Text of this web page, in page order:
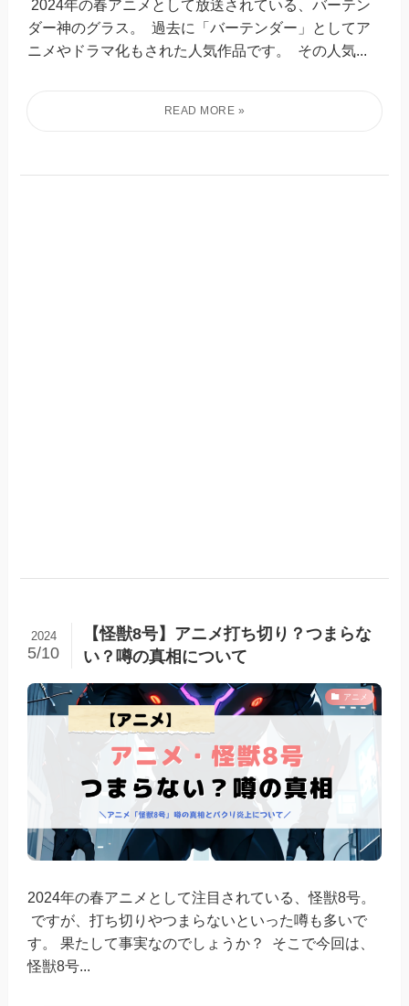
2024年の春アニメとして放送されている、バーテン
ダー神のグラス。 過去に「バーテンダー」としてア
ニメやドラマ化もされた人気作品です。 その人気...
【怪獣8号】アニメ打ち切り？つまらな
い？噂の真相について
2024
5/10
アニメ
2024年の春アニメとして注目されている、怪獣8号。
ですが、打ち切りやつまらないといった噂も多いで
す。 果たして事実なのでしょうか？ そこで今回は、
怪獣8号...